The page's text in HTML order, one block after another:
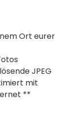
Ort eurer
JPEG
mit
**